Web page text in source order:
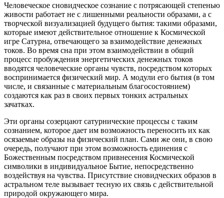
Человеческое сновидческое сознание с потрясающей степенью
живости работает не с лишенными реальности образами, а с
творческой визуализацией будущего бытия: такими образами,
которые имеют действительное отношение к Космической
игре Сатурна, отвечающего за взаимодействие денежных
токов. Во время сна при этом взаимодействии в общий
процесс пробуждения энергетических денежных токов
вводятся человеческие органы чувств, посредством которых
воспринимается физический мир. А модули его бытия (в том
числе, и связанные с материальным благосостоянием)
создаются как раз в своих первых тонких астральных
зачатках.
Эти органы созерцают сатурнические процессы с таким
сознанием, которое дает им возможность переносить их как
осязаемые образы на физический план. Сами же они, в свою
очередь, получают при этом возможность единения с
Божественным посредством привнесения Космической
символики в индивидуальное Бытие, непосредственно
воздействуя на чувства. Присутствие сновидческих образов в
астральном теле вызывает тесную их связь с действительной
природой окружающего мира.